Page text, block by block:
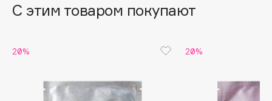
Byredo
С этим товаром покупают
20% 20%